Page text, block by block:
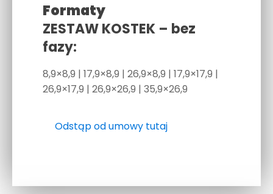
Formaty
ZESTAW KOSTEK – bez
fazy:
8,9×8,9 | 17,9×8,9 | 26,9×8,9 | 17,9×17,9 |
26,9×17,9 | 26,9×26,9 | 35,9×26,9
Odstąp od umowy tutaj